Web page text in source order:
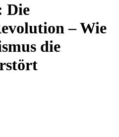
Die
– Wie
die